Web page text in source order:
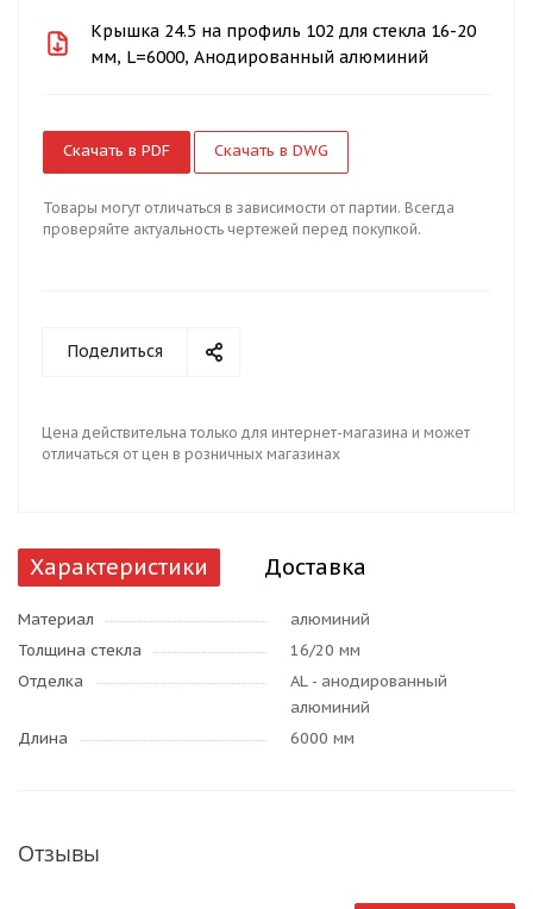
Крышка 24.5 на профиль 102 для стекла 16-20
мм, L=6000, Анодированный алюминий
Скачать в PDF Скачать в DWG
Товары могут отличаться в зависимости от партии. Всегда
проверяйте актуальность чертежей перед покупкой.
Поделиться
Цена действительна только для интернет-магазина и может
отличаться от цен в розничных магазинах
Характеристики Доставка
Материал
алюминий
Толщина стекла
16/20 мм
Отделка
AL - анодированный
алюминий
Длина
6000 мм
Отзывы